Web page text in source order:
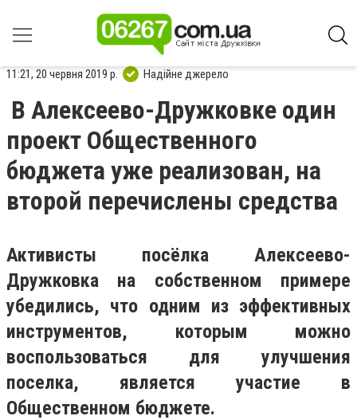
11:21, 20 червня 2019 р. Надійне джерело
В Алексеево-Дружковке один
проект Общественного
бюджета уже реализован, на
второй перечислены средства
Активисты посёлка Алексеево-
Дружковка на собственном примере
убедились, что одним из эффективных
инструментов, которым можно
воспользоваться для улучшения
поселка, является участие в
Общественном бюджете.